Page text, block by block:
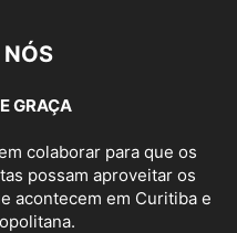
NÓS
GRAÇA
colaborar para que os
possam aproveitar os
acontecem em Curitiba e